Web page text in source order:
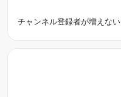
チャンネル登録者が増えない